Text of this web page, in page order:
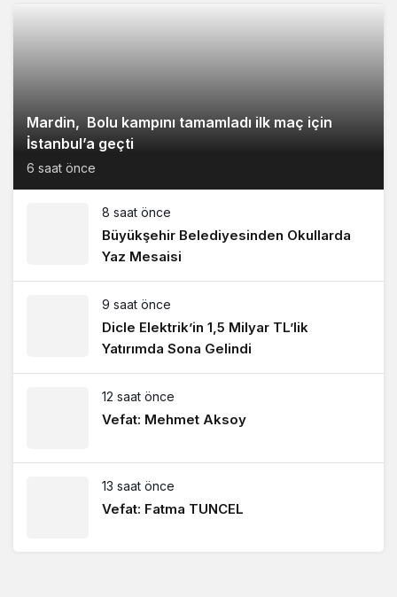
Mardin, Bolu kampını tamamladı ilk maç için
İstanbul’a geçti
6 saat önce
8 saat önce
Büyükşehir Belediyesinden Okullarda
Yaz Mesaisi
9 saat önce
Dicle Elektrik’in 1,5 Milyar TL’lik
Yatırımda Sona Gelindi
12 saat önce
Vefat: Mehmet Aksoy
13 saat önce
Vefat: Fatma TUNCEL